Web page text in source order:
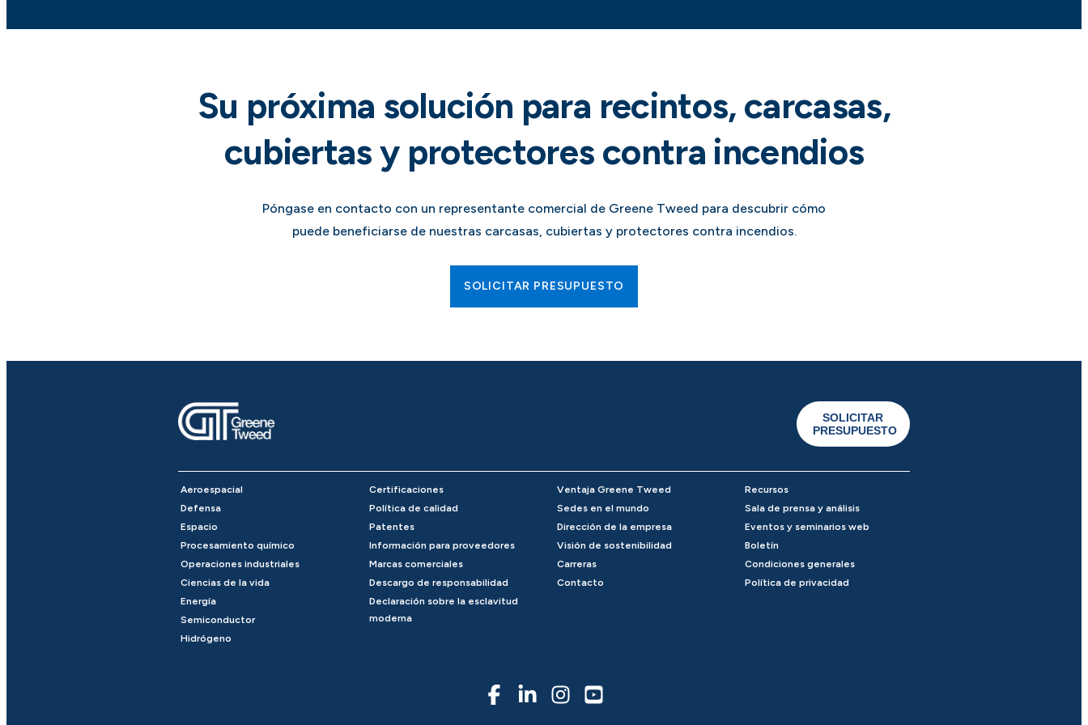
Su próxima solución para recintos, carcasas,
cubiertas y protectores contra incendios
Póngase en contacto con un representante comercial de Greene Tweed para descubrir cómo
puede beneficiarse de nuestras carcasas, cubiertas y protectores contra incendios.
SOLICITAR PRESUPUESTO
SOLICITAR
PRESUPUESTO
Aeroespacial
Defensa
Espacio
Procesamiento químico
Operaciones industriales
Ciencias de la vida
Energía
Semiconductor
Hidrógeno
Certificaciones
Política de calidad
Patentes
Información para proveedores
Marcas comerciales
Descargo de responsabilidad
Declaración sobre la esclavitud
moderna
Ventaja Greene Tweed
Sedes en el mundo
Dirección de la empresa
Visión de sostenibilidad
Carreras
Contacto
Recursos
Sala de prensa y análisis
Eventos y seminarios web
Boletín
Condiciones generales
Política de privacidad